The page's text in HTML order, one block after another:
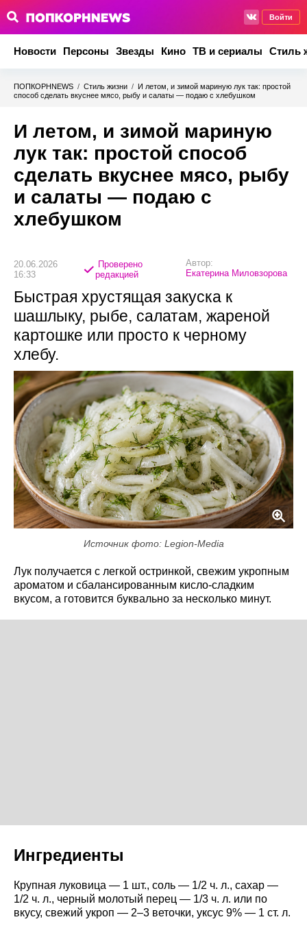
Войти
Новости Персоны Звезды Кино ТВ и сериалы Стиль
ПОПКОРНNEWS / Стиль жизни / И летом, и зимой мариную лук так: простой
способ сделать вкуснее мясо, рыбу и салаты — подаю с хлебушком
И летом, и зимой мариную
лук так: простой способ
сделать вкуснее мясо, рыбу
и салаты — подаю с
хлебушком
20.06.2026
16:33
Проверено
редакцией
Автор:
Екатерина Миловзорова
Быстрая хрустящая закуска к
шашлыку, рыбе, салатам, жареной
картошке или просто к черному
хлебу.
Источник фото: Legion-Media
Лук получается с легкой остринкой, свежим укропным
ароматом и сбалансированным кисло-сладким
вкусом, а готовится буквально за несколько минут.
Ингредиенты
Крупная луковица — 1 шт., соль — 1/2 ч. л., сахар —
1/2 ч. л., черный молотый перец — 1/3 ч. л. или по
вкусу, свежий укроп — 2–3 веточки, уксус 9% — 1 ст. л.